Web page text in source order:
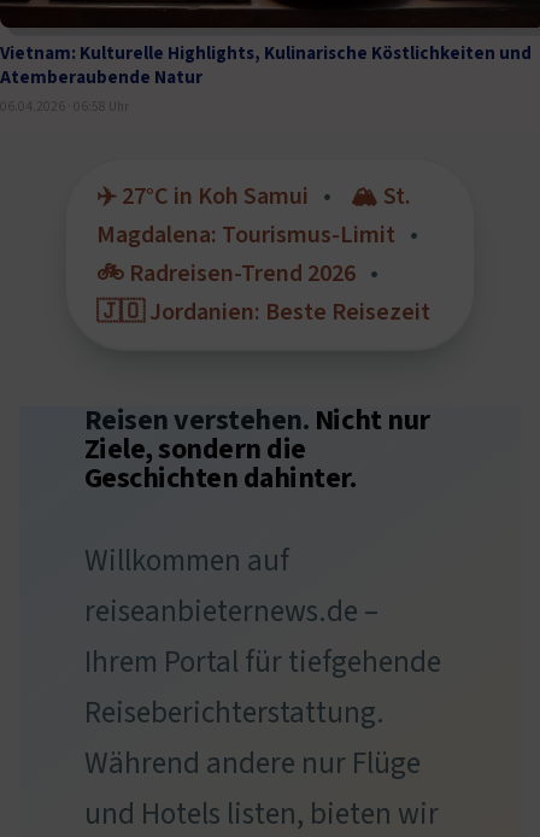
Vietnam: Kulturelle Highlights, Kulinarische Köstlichkeiten und
Atemberaubende Natur
06.04.2026 · 06:58 Uhr
✈️ 27°C in Koh Samui
🏔️ St.
Magdalena: Tourismus-Limit
🚲 Radreisen-Trend 2026
🇯🇴 Jordanien: Beste Reisezeit
Reisen verstehen. Nicht nur
Ziele, sondern die
Geschichten dahinter.
Willkommen auf
reiseanbieternews.de –
Ihrem Portal für tiefgehende
Reiseberichterstattung.
Während andere nur Flüge
und Hotels listen, bieten wir